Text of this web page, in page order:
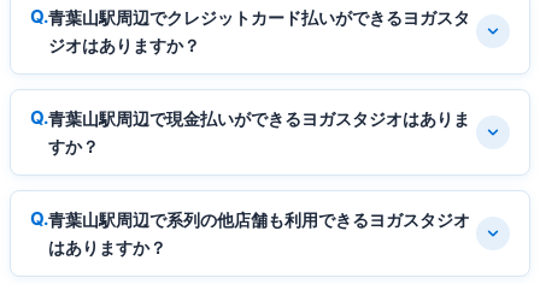
青葉山駅周辺でクレジットカード払いができるヨガスタ
ジオはありますか？
青葉山駅周辺で現金払いができるヨガスタジオはありま
すか？
青葉山駅周辺で系列の他店舗も利用できるヨガスタジオ
はありますか？